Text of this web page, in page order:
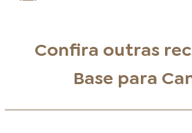
Confira outras
Base para